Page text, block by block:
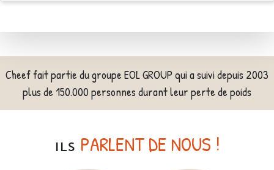
Cheef fait partie du groupe EOL GROUP qui a suivi depuis 2003
plus de 150.000 personnes durant leur perte de poids
ILS PARLENT DE NOUS !